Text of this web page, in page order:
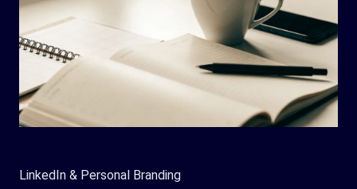
LinkedIn & Personal Branding